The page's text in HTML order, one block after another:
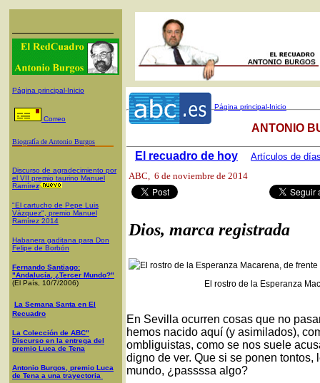
Página principal-Inicio
Correo
Biografía de Antonio Burgos
Discurso de agradecimiento por
el VII premio taurino Manuel
Ramírez
"El cartucho de Pepe Luis
Vázquez", premio Manuel
Ramírez 2014
Habanera gaditana para Don
Felipe de Borbón
Fernando Santiago:
"Andalucía, ¿Tercer Mundo?"
(El País, 10/7/2006)
La Semana Santa en El
Recuadro
La Colección de ABC"
Discurso en la entrega del
premio Luca de Tena
Antonio Burgos, premio Luca
de Tena a una trayectoria
Página principal-Inicio
El recuadro de hoy Artículos de
ANTONIO
ABC, 6 de noviembre de 2014
Dios, marca registrada
El rostro de la Esperanza
En Sevilla ocurren cosas que no
hemos nacido aquí (y asimilados),
ombliguistas, como se nos suele
digno de ver. Que si se ponen
mundo, ¿passssa algo?